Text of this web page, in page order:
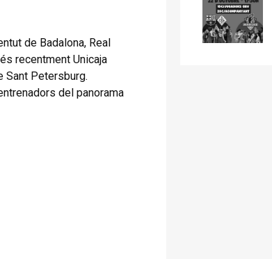
de Badalona, Real
recentment Unicaja
Sant Petersburg.
del panorama